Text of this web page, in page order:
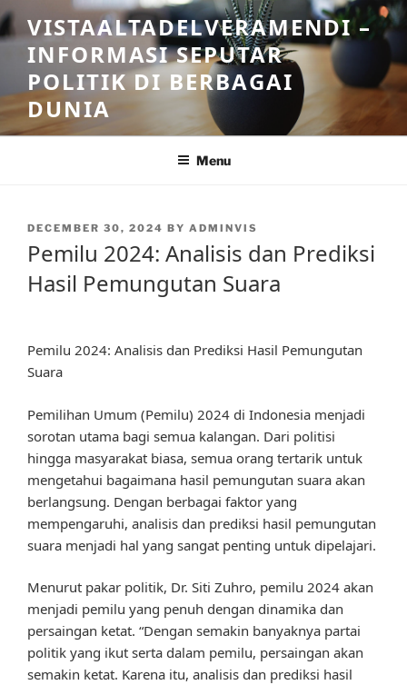
Skip
to
content
VISTAALTADELVERAMENDI –
INFORMASI SEPUTAR
POLITIK DI BERBAGAI
DUNIA
Menu
POSTED
DECEMBER 30, 2024 BY ADMINVIS
Pemilu 2024: Analisis dan Prediksi
Hasil Pemungutan Suara
Pemilu 2024: Analisis dan Prediksi Hasil Pemungutan
Suara
Pemilihan Umum (Pemilu) 2024 di Indonesia menjadi
sorotan utama bagi semua kalangan. Dari politisi
hingga masyarakat biasa, semua orang tertarik untuk
mengetahui bagaimana hasil pemungutan suara akan
berlangsung. Dengan berbagai faktor yang
mempengaruhi, analisis dan prediksi hasil pemungutan
suara menjadi hal yang sangat penting untuk dipelajari.
Menurut pakar politik, Dr. Siti Zuhro, pemilu 2024 akan
menjadi pemilu yang penuh dengan dinamika dan
persaingan ketat. “Dengan semakin banyaknya partai
politik yang ikut serta dalam pemilu, persaingan akan
semakin ketat. Karena itu, analisis dan prediksi hasil